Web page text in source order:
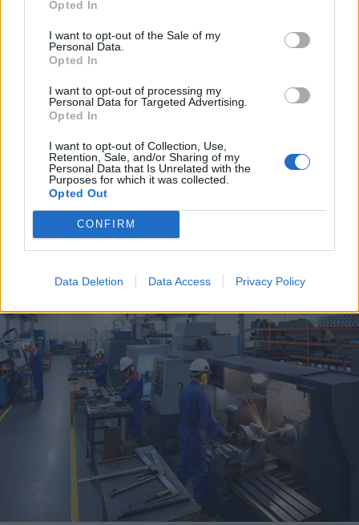
Opted In
I want to opt-out of the Sale of my
Personal Data.
Opted In
I want to opt-out of processing my
Personal Data for Targeted Advertising.
Opted In
I want to opt-out of Collection, Use,
Retention, Sale, and/or Sharing of my
Personal Data that Is Unrelated with the
Purposes for which it was collected.
Opted Out
CONFIRM
Data Deletion Data Access Privacy Policy
DALLA HOME